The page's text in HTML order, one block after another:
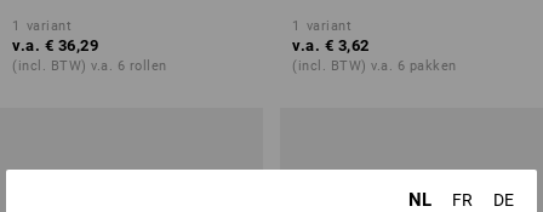
1 variant
v.a. € 36,29
(incl. BTW) v.a. 6 rollen
1 variant
v.a. € 3,62
(incl. BTW) v.a. 6 pakken
NL FR
DE